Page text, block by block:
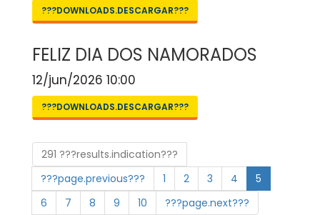
???DOWNLOADS.DESCARGAR???
FELIZ DIA DOS NAMORADOS
12/jun/2026 10:00
???DOWNLOADS.DESCARGAR???
291 ???results.indication???
???page.previous???
1 2 3 4
5
6
7 8 9 10 ???page.next???